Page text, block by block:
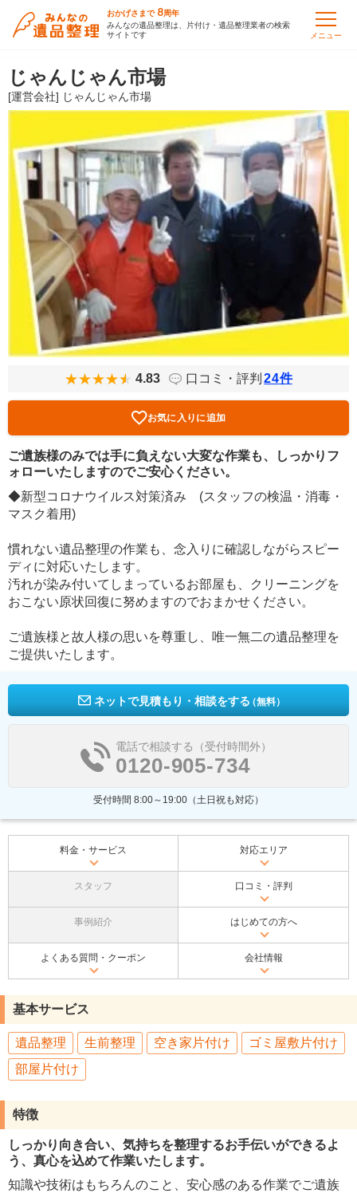
おかげさまで 8周年
みんなの遺品整理は、片付け・遺品整理業者の検索
サイトです
メニュー
じゃんじゃん市場
[運営会社] じゃんじゃん市場
4.83 口コミ・評判 24件
お気に入りに追加
ご遺族様のみでは手に負えない大変な作業も、しっかりフ
ォローいたしますのでご安心ください。
◆新型コロナウイルス対策済み (スタッフの検温・消毒・
マスク着用)
慣れない遺品整理の作業も、念入りに確認しながらスピー
ディに対応いたします。
汚れが染み付いてしまっているお部屋も、クリーニングを
おこない原状回復に努めますのでおまかせください。
ご遺族様と故人様の思いを尊重し、唯一無二の遺品整理を
ご提供いたします。
ネットで見積もり・相談をする（無料）
電話で相談する（受付時間外）
0120-905-734
受付時間 8:00～19:00（土日祝も対応）
料金・サービス 対応エリア
スタッフ 口コミ・評判
事例紹介 はじめての方へ
よくある質問・クーポン 会社情報
基本サービス
遺品整理 生前整理 空き家片付け
ゴミ屋敷片付け
部屋片付け
特徴
しっかり向き合い、気持ちを整理するお手伝いができるよ
う、真心を込めて作業いたします。
知識や技術はもちろんのこと、安心感のある作業でご遺族